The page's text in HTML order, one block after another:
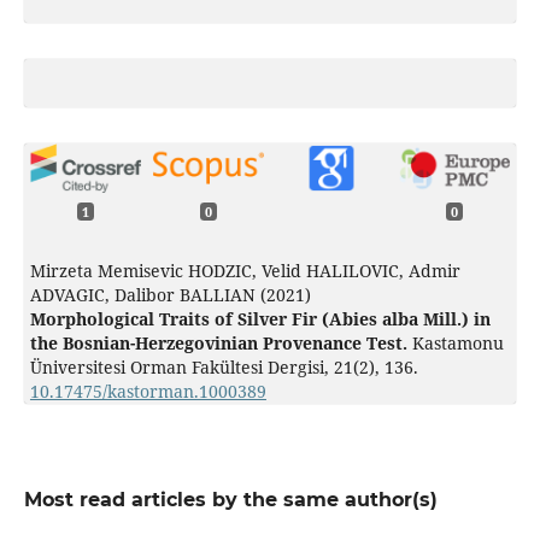
1 0 0
Mirzeta Memisevic HODZIC, Velid HALILOVIC, Admir
ADVAGIC, Dalibor BALLIAN (2021)
Morphological Traits of Silver Fir (Abies alba Mill.) in
the Bosnian-Herzegovinian Provenance Test. Kastamonu
Üniversitesi Orman Fakültesi Dergisi, 21(2), 136.
10.17475/kastorman.1000389
Most read articles by the same author(s)